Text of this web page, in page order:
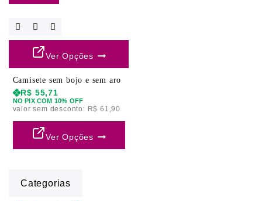
Ver Opções
Camisete sem bojo e sem aro
R$ 55,71
NO PIX COM 10% OFF
valor sem desconto: R$ 61,90
Ver Opções
Categorias